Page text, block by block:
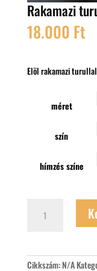
Rakamazi
18.000 Ft
Elöl rakamazi
méret
szín
hímzés színe
turulos
Cikkszám:N/A